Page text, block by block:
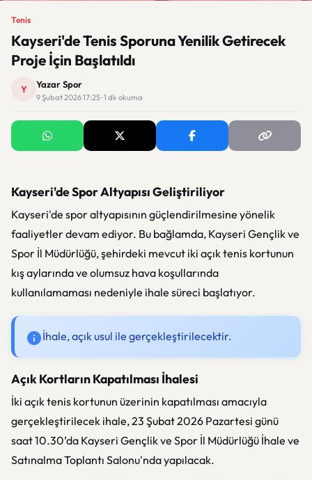
Tenis
Kayseri'de Tenis Sporuna Yenilik Getirecek
Proje İçin Başlatıldı
Y Yazar Spor
9 Şubat 2026 17:25 · 1 dk okuma
Kayseri'de Spor Altyapısı Geliştiriliyor
Kayseri'de spor altyapısının güçlendirilmesine yönelik
faaliyetler devam ediyor. Bu bağlamda, Kayseri Gençlik ve
Spor İl Müdürlüğü, şehirdeki mevcut iki açık tenis kortunun
kış aylarında ve olumsuz hava koşullarında
kullanılamaması nedeniyle ihale süreci başlatıyor.
İhale, açık usul ile gerçekleştirilecektir.
Açık Kortların Kapatılması İhalesi
İki açık tenis kortunun üzerinin kapatılması amacıyla
gerçekleştirilecek ihale, 23 Şubat 2026 Pazartesi günü
saat 10.30’da Kayseri Gençlik ve Spor İl Müdürlüğü İhale ve
Satınalma Toplantı Salonu'nda yapılacak.